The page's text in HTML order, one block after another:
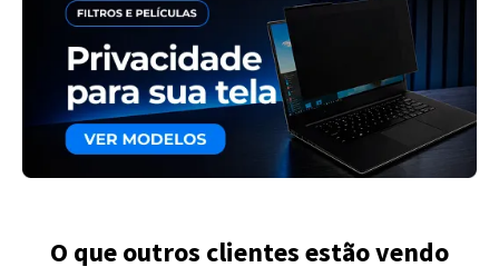
O que outros clientes estão vendo